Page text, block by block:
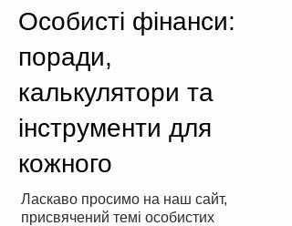
Особисті фінанси:
поради,
калькулятори та
інструменти для
кожного
Ласкаво просимо на наш сайт,
присвячений темі особистих